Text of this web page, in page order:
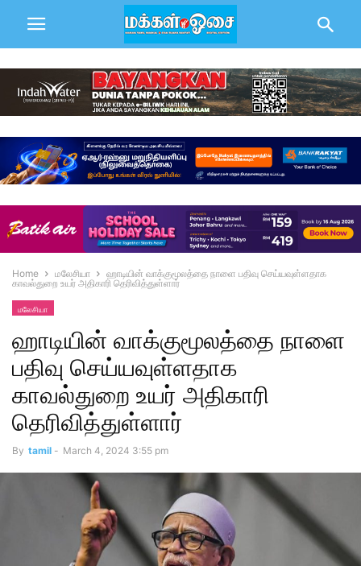
Home மலேசியா
ஹாடியின் வாக்குமூலத்தை நாளை பதிவு செய்யவுள்ளதாக
காவல்துறை உயர் அதிகாரி தெரிவித்துள்ளார்
மலேசியா
ஹாடியின் வாக்குமூலத்தை நாளை
பதிவு செய்யவுள்ளதாக
காவல்துறை உயர் அதிகாரி
தெரிவித்துள்ளார்
By tamil - March 4, 2024 3:55 pm